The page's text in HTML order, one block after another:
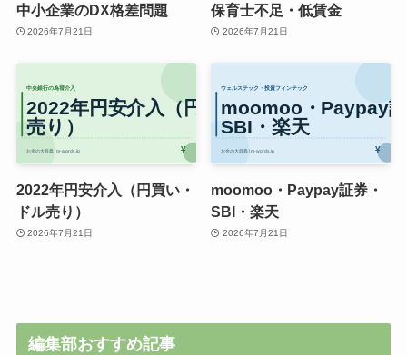
中小企業のDX格差問題
2026年7月21日
保育士不足・低賃金
2026年7月21日
2022年円安介入（円買い・
ドル売り）
2026年7月21日
moomoo・Paypay証券・
SBI・楽天
2026年7月21日
編集部おすすめ記事